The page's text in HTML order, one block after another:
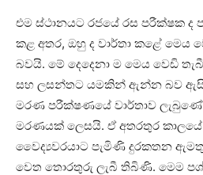
එම ස්ථානයට රජයේ රස පරීක්ෂක
කළ අතර, ඔහු ද වාර්තා කළේ
බවයි. මේ දෙදෙනා ම මෙය වෙඩි
සහ ලසන්තට යමකින් ඇන්න බව
මරණ පරීක්ෂණයේ වාර්තාව
මරණයක් ලෙසයි. ඒ අතරතුර
වෛද්‍යවරයාට පැමිණි දුරකතන
වෙත තොරතුරු ලැබී තිබිණි. මෙම